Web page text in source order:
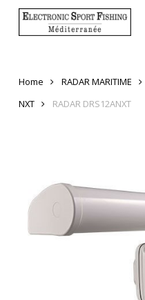
Home RADAR MARITIME
NXT
RADAR DRS12ANXT